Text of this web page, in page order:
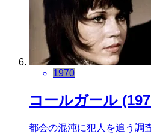
1970
コールガール
都会の混沌に犯人を追う調